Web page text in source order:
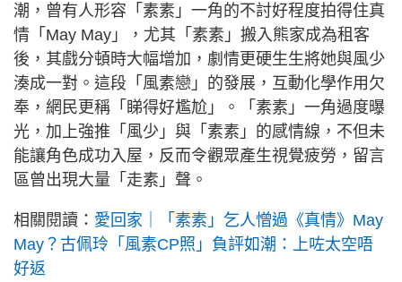
潮，曾有人形容「素素」一角的不討好程度拍得住真
情「May May」，尤其「素素」搬入熊家成為租客
後，其戲分頓時大幅增加，劇情更硬生生將她與風少
湊成一對。這段「風素戀」的發展，互動化學作用欠
奉，網民更稱「睇得好尷尬」。「素素」一角過度曝
光，加上強推「風少」與「素素」的感情線，不但未
能讓角色成功入屋，反而令觀眾產生視覺疲勞，留言
區曾出現大量「走素」聲。
相關閱讀： 愛回家｜「素素」乞人憎過《真情》May
May？古佩玲「風素CP照」負評如潮：上咗太空唔
好返